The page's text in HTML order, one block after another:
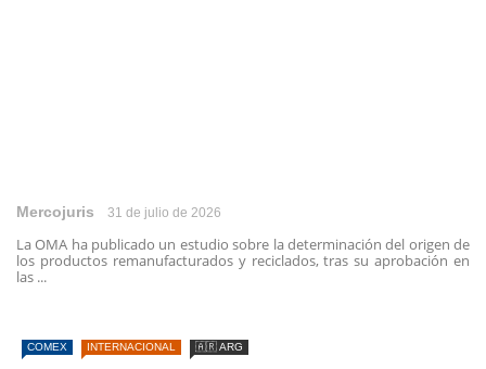
Mercojuris 31 de julio de 2026
La OMA ha publicado un estudio sobre la determinación del origen de
los productos remanufacturados y reciclados, tras su aprobación en
las ...
COMEX INTERNACIONAL 🇦🇷 ARG